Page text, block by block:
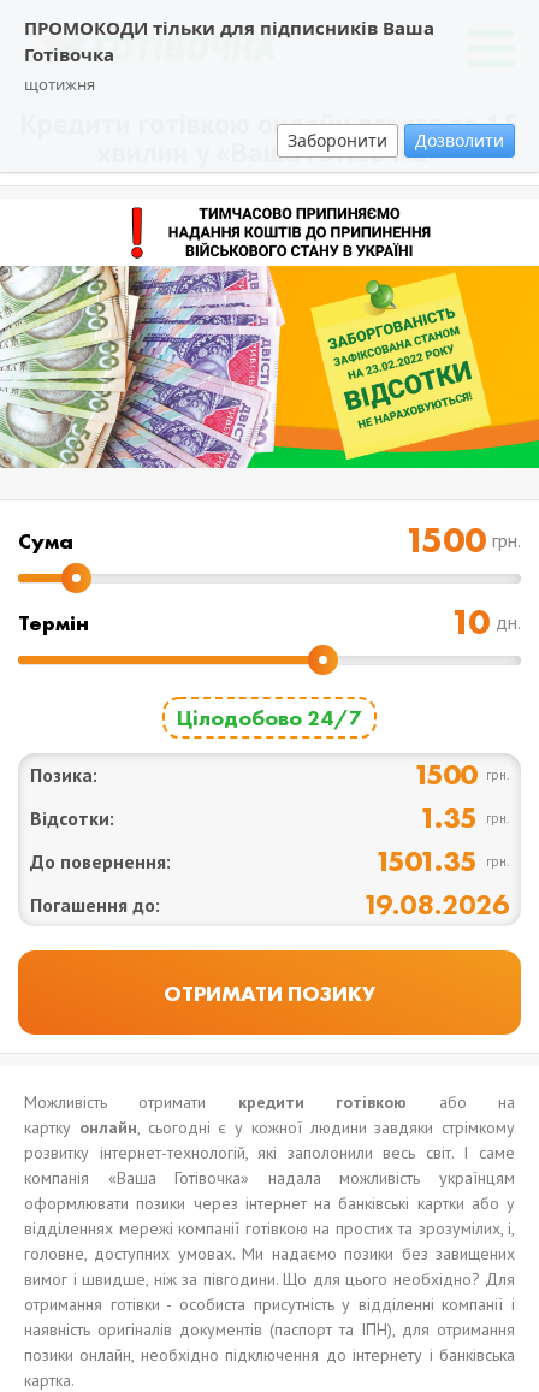
ПРОМОКОДИ тільки для підписників Ваша
Готівочка
щотижня
Заборонити Дозволити
Кредити готівкою онлайн всього за 15
хвилин у «Ваша Готівочка»
Cума грн.
Термін дн.
Цілодобово 24/7
Позика: 1500 грн.
Відсотки: 1.35 грн.
До повернення: 1501.35 грн.
Погашення до: 19.08.2026
Можливість отримати кредити готівкою або на
картку онлайн, сьогодні є у кожної людини завдяки стрімкому
розвитку інтернет-технологій, які заполонили весь світ. І саме
компанія «Ваша Готівочка» надала можливість українцям
оформлювати позики через інтернет на банківські картки або у
відділеннях мережі компанії готівкою на простих та зрозумілих, і,
головне, доступних умовах. Ми надаємо позики без завищених
вимог і швидше, ніж за півгодини. Що для цього необхідно? Для
отримання готівки - особиста присутність у відділенні компанії і
наявність оригіналів документів (паспорт та ІПН), для отримання
позики онлайн, необхідно підключення до інтернету і банківська
картка.